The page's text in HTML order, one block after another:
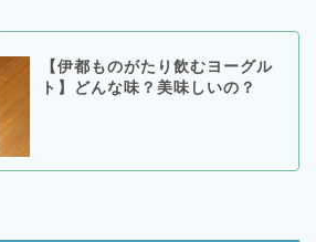
【伊都ものがたり飲むヨーグル
ト】どんな味？美味しいの？